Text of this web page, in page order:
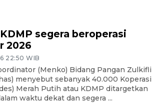
segera beroperasi
2026
22:50 WIB
(Menko) Bidang Pangan Zulkifli
menyebut sebanyak 40.000 Koperasi
Merah Putih atau KDMP ditargetkan
waktu dekat dan segera ...